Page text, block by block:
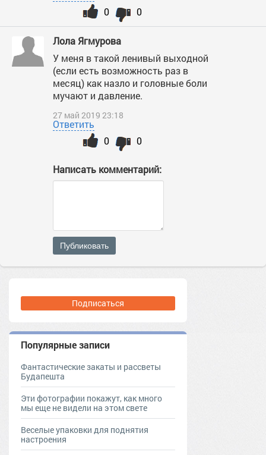
0
0
Лола Ягмурова
У меня в такой ленивый выходной
(если есть возможность раз в
месяц) как назло и головные боли
мучают и давление.
27 май 2019 23:18
Ответить
0
0
Написать комментарий:
Публиковать
Подписаться
Популярные записи
Фантастические закаты и рассветы
Будапешта
Эти фотографии покажут, как много
мы еще не видели на этом свете
Веселые упаковки для поднятия
настроения